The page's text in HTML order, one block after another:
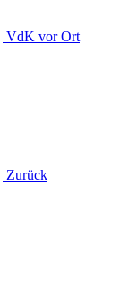
VdK vor Ort
Zurück